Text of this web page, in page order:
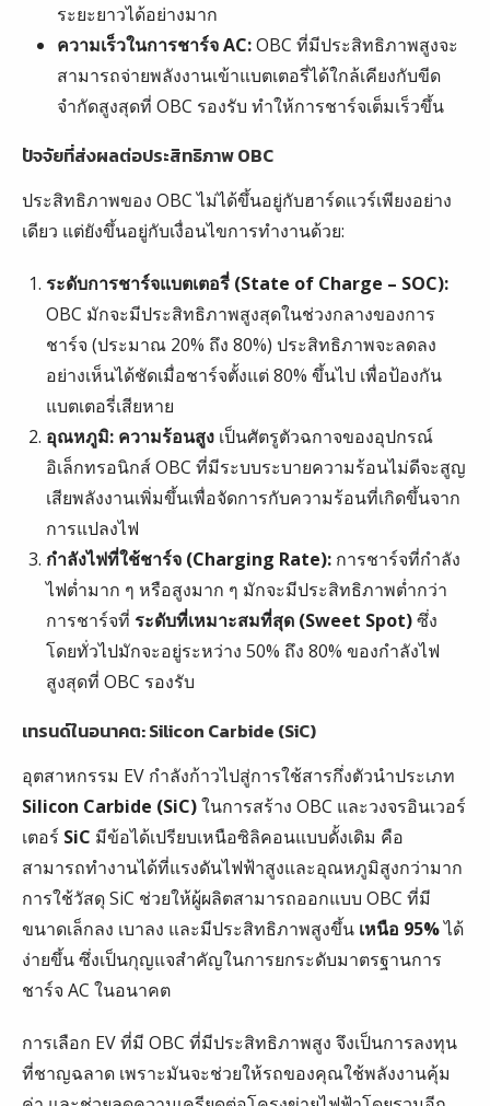
ระยะยาวได้อย่างมาก
ความเร็วในการชาร์จ AC:OBC ที่มีประสิทธิภาพสูงจะ
สามารถจ่ายพลังงานเข้าแบตเตอรี่ได้ใกล้เคียงกับขีด
จำกัดสูงสุดที่ OBC รองรับ ทำให้การชาร์จเต็มเร็วขึ้น
ปัจจัยที่ส่งผลต่อประสิทธิภาพ OBC
ประสิทธิภาพของ OBC ไม่ได้ขึ้นอยู่กับฮาร์ดแวร์เพียงอย่าง
เดียว แต่ยังขึ้นอยู่กับเงื่อนไขการทำงานด้วย:
ระดับการชาร์จแบตเตอรี่ (State of Charge – SOC):
OBC มักจะมีประสิทธิภาพสูงสุดในช่วงกลางของการ
ชาร์จ (ประมาณ 20% ถึง 80%) ประสิทธิภาพจะลดลง
อย่างเห็นได้ชัดเมื่อชาร์จตั้งแต่ 80% ขึ้นไป เพื่อป้องกัน
แบตเตอรี่เสียหาย
อุณหภูมิ: ความร้อนสูง เป็นศัตรูตัวฉกาจของอุปกรณ์
อิเล็กทรอนิกส์ OBC ที่มีระบบระบายความร้อนไม่ดีจะสูญ
เสียพลังงานเพิ่มขึ้นเพื่อจัดการกับความร้อนที่เกิดขึ้นจาก
การแปลงไฟ
กำลังไฟที่ใช้ชาร์จ (Charging Rate): การชาร์จที่กำลัง
ไฟต่ำมาก ๆ หรือสูงมาก ๆ มักจะมีประสิทธิภาพต่ำกว่า
การชาร์จที่ ระดับที่เหมาะสมที่สุด (Sweet Spot)ซึ่ง
โดยทั่วไปมักจะอยู่ระหว่าง 50% ถึง 80% ของกำลังไฟ
สูงสุดที่ OBC รองรับ
เทรนด์ในอนาคต: Silicon Carbide (SiC)
อุตสาหกรรม EV กำลังก้าวไปสู่การใช้สารกึ่งตัวนำประเภท
Silicon Carbide (SiC)ในการสร้าง OBC และวงจรอินเวอร์
เตอร์ SiC มีข้อได้เปรียบเหนือซิลิคอนแบบดั้งเดิม คือ
สามารถทำงานได้ที่แรงดันไฟฟ้าสูงและอุณหภูมิสูงกว่ามาก
การใช้วัสดุ SiC ช่วยให้ผู้ผลิตสามารถออกแบบ OBC ที่มี
ขนาดเล็กลง เบาลง และมีประสิทธิภาพสูงขึ้น เหนือ 95%ได้
ง่ายขึ้น ซึ่งเป็นกุญแจสำคัญในการยกระดับมาตรฐานการ
ชาร์จ AC ในอนาคต
การเลือก EV ที่มี OBC ที่มีประสิทธิภาพสูง จึงเป็นการลงทุน
ที่ชาญฉลาด เพราะมันจะช่วยให้รถของคุณใช้พลังงานคุ้ม